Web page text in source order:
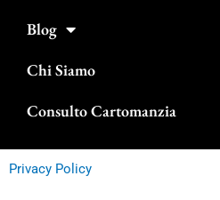
Blog
Chi Siamo
Consulto Cartomanzia
Privacy Policy